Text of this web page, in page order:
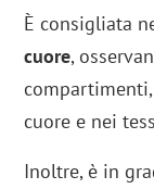
È consigliata
cuore,
cuore e nei
Inoltre, è in